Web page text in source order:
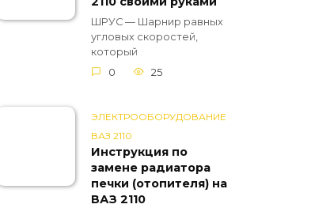
ШРУС — Шарнир равных
угловых скоростей,
который
0
25
ЭЛЕКТРООБОРУДОВАНИЕ
ВАЗ 2110
Инструкция по
замене радиатора
печки (отопителя) на
ВАЗ 2110